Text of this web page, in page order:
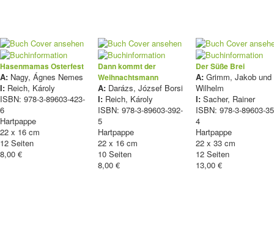
Hasenmamas Osterfest
A: Nagy, Ágnes Nemes
I: Reich, Károly
ISBN: 978-3-89603-423-
6
Hartpappe
22 x 16 cm
12 Seiten
8,00 €
Dann kommt der
Weihnachtsmann
A: Darázs, József Borsi
I: Reich, Károly
ISBN: 978-3-89603-392-
5
Hartpappe
22 x 16 cm
10 Seiten
8,00 €
Der Süße Brei
A: Grimm, Jakob und
Wilhelm
I: Sacher, Rainer
ISBN: 978-3-89603-
4
Hartpappe
22 x 33 cm
12 Seiten
13,00 €